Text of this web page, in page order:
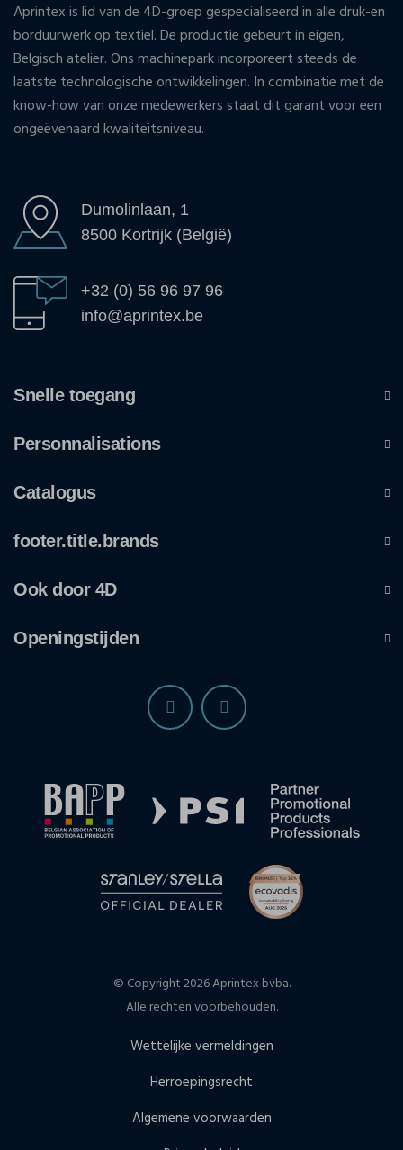
Aprintex is lid van de 4D-groep gespecialiseerd in alle druk-en
borduurwerk op textiel. De productie gebeurt in eigen,
Belgisch atelier. Ons machinepark incorporeert steeds de
laatste technologische ontwikkelingen. In combinatie met de
know-how van onze medewerkers staat dit garant voor een
ongeëvenaard kwaliteitsniveau.
Dumolinlaan, 1
8500 Kortrijk (België)
+32 (0) 56 96 97 96
info@aprintex.be
Snelle toegang
Personnalisations
Catalogus
footer.title.brands
Ook door 4D
Openingstijden
© Copyright 2026 Aprintex bvba.
Alle rechten voorbehouden.
Wettelijke vermeldingen
Herroepingsrecht
Algemene voorwaarden